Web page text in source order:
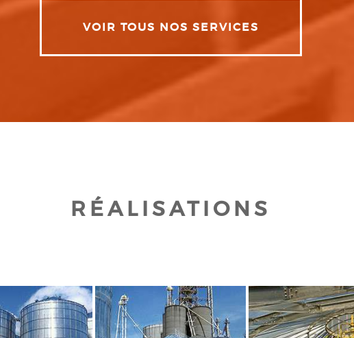
VOIR TOUS NOS SERVICES
RÉALISATIONS